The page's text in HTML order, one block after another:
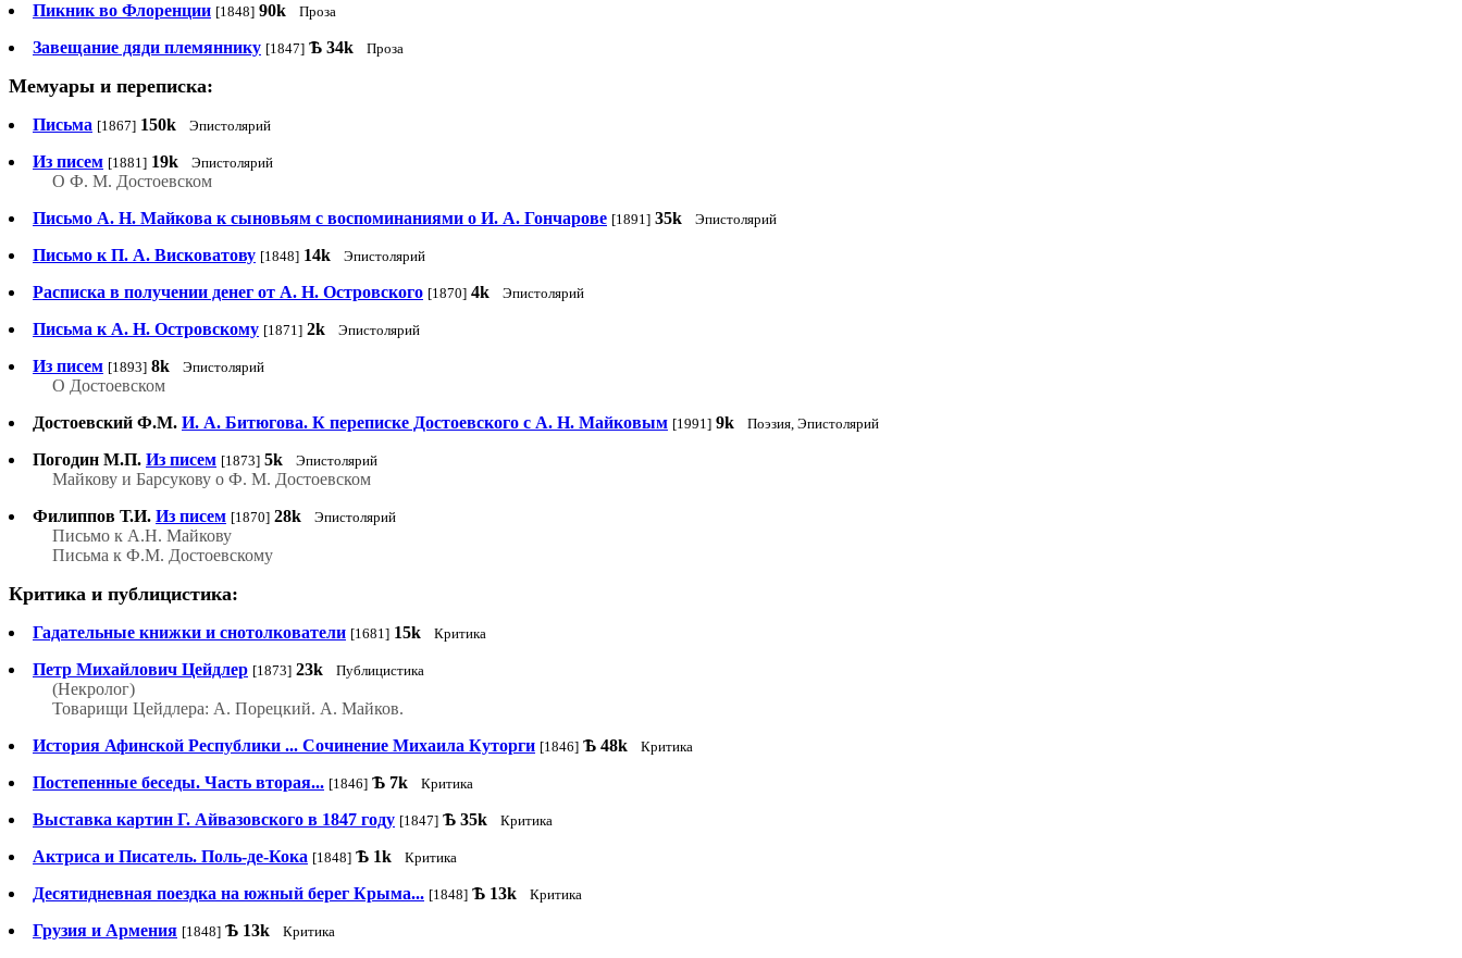
Пикник во Флоренции [1848] 90k Проза
Завещание дяди племяннику [1847] Ѣ 34k Проза
Мемуары и переписка:
Письма [1867] 150k Эпистолярий
Из писем [1881] 19k Эпистолярий
О Ф. М. Достоевском
Письмо А. Н. Майкова к сыновьям с воспоминаниями о И. А. Гончарове [1891] 35k Эпистолярий
Письмо к П. А. Висковатову [1848] 14k Эпистолярий
Расписка в получении денег от А. Н. Островского [1870] 4k Эпистолярий
Письма к А. Н. Островскому [1871] 2k Эпистолярий
Из писем [1893] 8k Эпистолярий
О Достоевском
Достоевский Ф.М. И. А. Битюгова. К переписке Достоевского с А. Н. Майковым [1991] 9k Поэзия, Эпистолярий
Погодин М.П. Из писем [1873] 5k Эпистолярий
Майкову и Барсукову о Ф. М. Достоевском
Филиппов Т.И. Из писем [1870] 28k Эпистолярий
Письмо к А.Н. Майкову
Письма к Ф.М. Достоевскому
Критика и публицистика:
Гадательные книжки и снотолкователи [1681] 15k Критика
Петр Михайлович Цейдлер [1873] 23k Публицистика
(Некролог)
Товарищи Цейдлера: А. Порецкий. А. Майков.
История Афинской Республики ... Сочинение Михаила Куторги [1846] Ѣ 48k Критика
Постепенные беседы. Часть вторая... [1846] Ѣ 7k Критика
Выставка картин Г. Айвазовского в 1847 году [1847] Ѣ 35k Критика
Актриса и Писатель. Поль-де-Кока [1848] Ѣ 1k Критика
Десятидневная поездка на южный берег Крыма... [1848] Ѣ 13k Критика
Грузия и Армения [1848] Ѣ 13k Критика